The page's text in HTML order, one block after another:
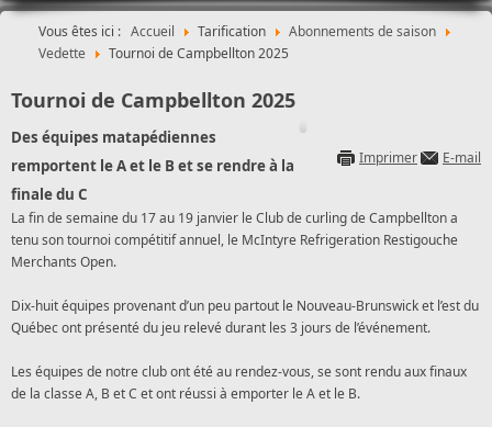
Vous êtes ici : Accueil Tarification
Abonnements de saison
Vedette
Tournoi de Campbellton 2025
Tournoi de Campbellton 2025
Imprimer E-mail
Des équipes matapédiennes
remportent le A et le B et se rendre à la
finale du C
La fin de semaine du 17 au 19 janvier le Club de curling de Campbellton a
tenu son tournoi compétitif annuel, le McIntyre Refrigeration Restigouche
Merchants Open.
Dix-huit équipes provenant d’un peu partout le Nouveau-Brunswick et l’est du
Québec ont présenté du jeu relevé durant les 3 jours de l’événement.
Les équipes de notre club ont été au rendez-vous, se sont rendu aux finaux
de la classe A, B et C et ont réussi à emporter le A et le B.